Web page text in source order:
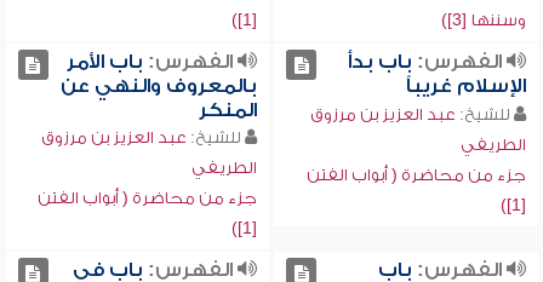
وسننها [3])
[1])
الفهرس: باب بدأ
الإسلام غريباً
للشيخ: عبد العزيز بن مرزوق
الطريفي
جزء من محاضرة ( أبواب الفتن
[1])
الفهرس: باب الأمر
بالمعروف والنهي عن
المنكر
للشيخ: عبد العزيز بن مرزوق
الطريفي
جزء من محاضرة ( أبواب الفتن
[1])
الفهرس: باب
الفهرس: باب في